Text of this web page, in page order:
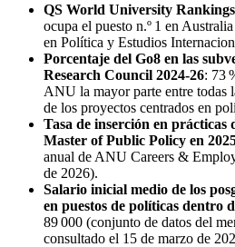
QS World University
ocupa el puesto n.º 1 en
en Política y Estudios
Porcentaje del Go8 en las
Research Council 2024‑26: 73
ANU la mayor parte entre todas
de los proyectos centrados en
Tasa de inserción en prácticas
Master of Public Policy en
anual de ANU Careers &
de 2026).
Salario inicial medio de los
en puestos de políticas dentro
89 000 (conjunto de datos del
consultado el 15 de marzo de